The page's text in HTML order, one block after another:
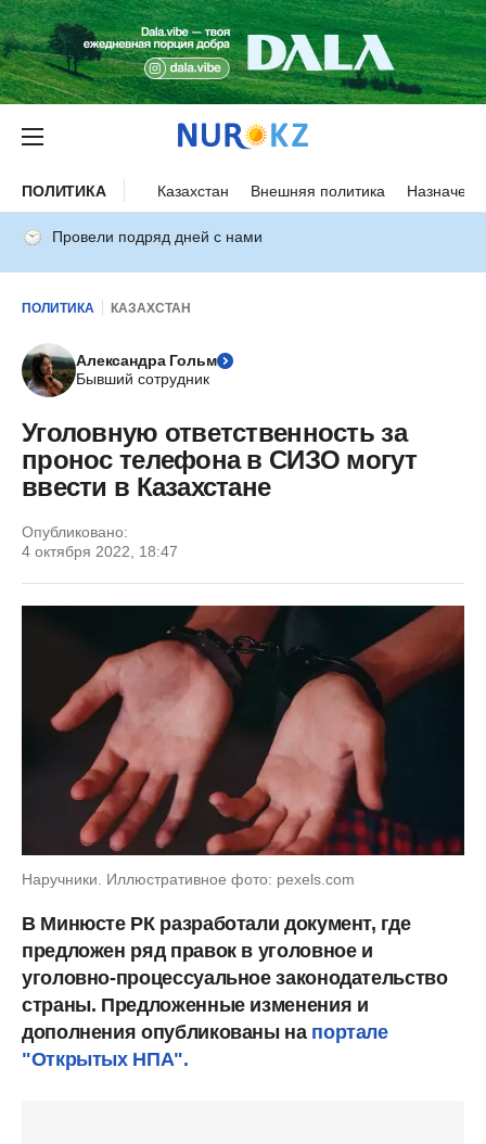
ПОЛИТИКА Казахстан Внешняя политика
Провели подряд дней с нами
ПОЛИТИКА КАЗАХСТАН
Александра Гольм
Бывший сотрудник
Уголовную ответственность за
пронос телефона в СИЗО могут
ввести в Казахстане
Опубликовано:
4 октября 2022, 18:47
Наручники. Иллюстративное фото: pexels.com
В Минюсте РК разработали документ, где
предложен ряд правок в уголовное и
уголовно-процессуальное законодательство
страны. Предложенные изменения и
дополнения опубликованы на портале
"Открытых НПА".